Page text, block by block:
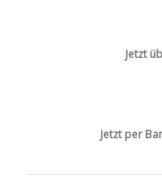
Jetzt
Jetzt per